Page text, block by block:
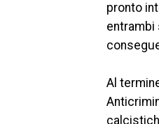
pronto
entrambi
Al